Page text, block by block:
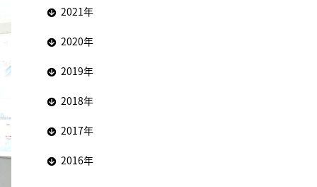
2021年
2020年
2019年
2018年
2017年
2016年